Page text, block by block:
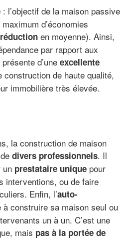
: l’objectif de la maison passive
d’économies
en moyenne). Ainsi,
par rapport aux
d’une excellente
construction de haute qualité,
immobilière très élevée.
la construction de maison
divers professionnels. Il
un prestataire unique pour
interventions, ou de faire
Enfin, l’auto-
à construire sa maison seul ou
un à un. C’est une
mais pas à la portée de